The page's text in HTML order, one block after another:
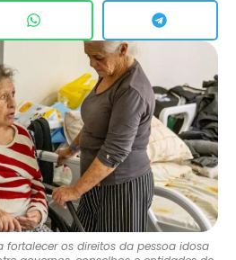
fortalecer os direitos da pessoa idosa